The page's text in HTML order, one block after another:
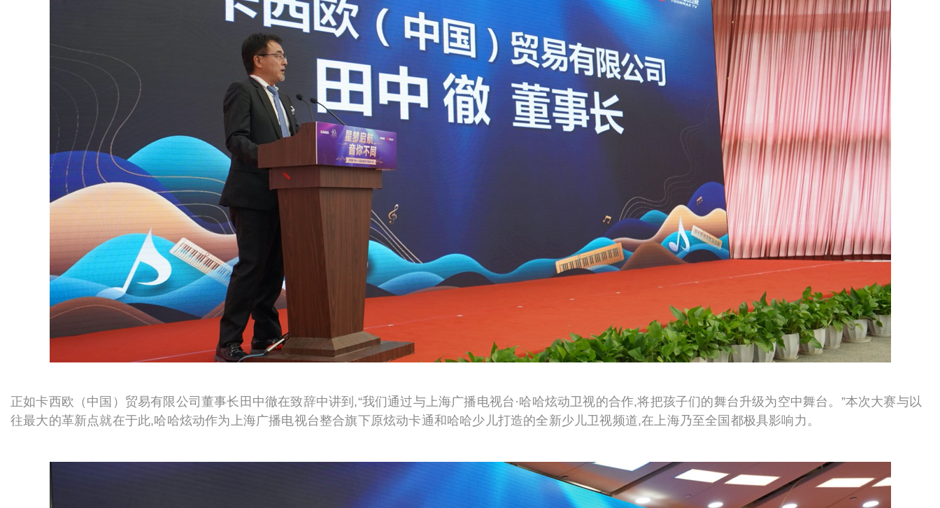
正如卡西欧（中国）贸易有限公司董事长田中徹在致辞中讲到,“我们通过与上海广播电视台·哈哈炫动卫视的合作,将把孩子们的舞台升级为空中舞台。”本次大赛与以
往最大的革新点就在于此,哈哈炫动作为上海广播电视台整合旗下原炫动卡通和哈哈少儿打造的全新少儿卫视频道,在上海乃至全国都极具影响力。